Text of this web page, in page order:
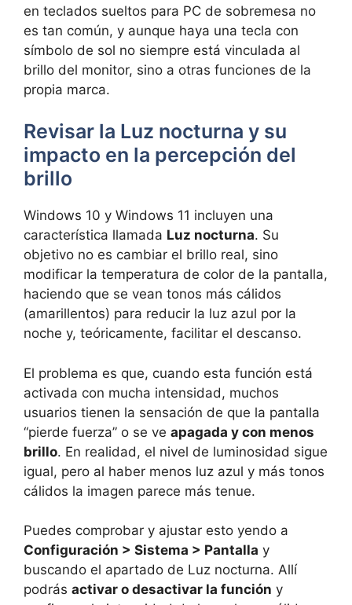
en teclados sueltos para PC de sobremesa no
es tan común, y aunque haya una tecla con
símbolo de sol no siempre está vinculada al
brillo del monitor, sino a otras funciones de la
propia marca.
Revisar la Luz nocturna y su
impacto en la percepción del
brillo
Windows 10 y Windows 11 incluyen una
característica llamada Luz nocturna. Su
objetivo no es cambiar el brillo real, sino
modificar la temperatura de color de la pantalla,
haciendo que se vean tonos más cálidos
(amarillentos) para reducir la luz azul por la
noche y, teóricamente, facilitar el descanso.
El problema es que, cuando esta función está
activada con mucha intensidad, muchos
usuarios tienen la sensación de que la pantalla
“pierde fuerza” o se ve apagada y con menos
brillo. En realidad, el nivel de luminosidad sigue
igual, pero al haber menos luz azul y más tonos
cálidos la imagen parece más tenue.
Puedes comprobar y ajustar esto yendo a
Configuración > Sistema > Pantalla y
buscando el apartado de Luz nocturna. Allí
podrás activar o desactivar la función y